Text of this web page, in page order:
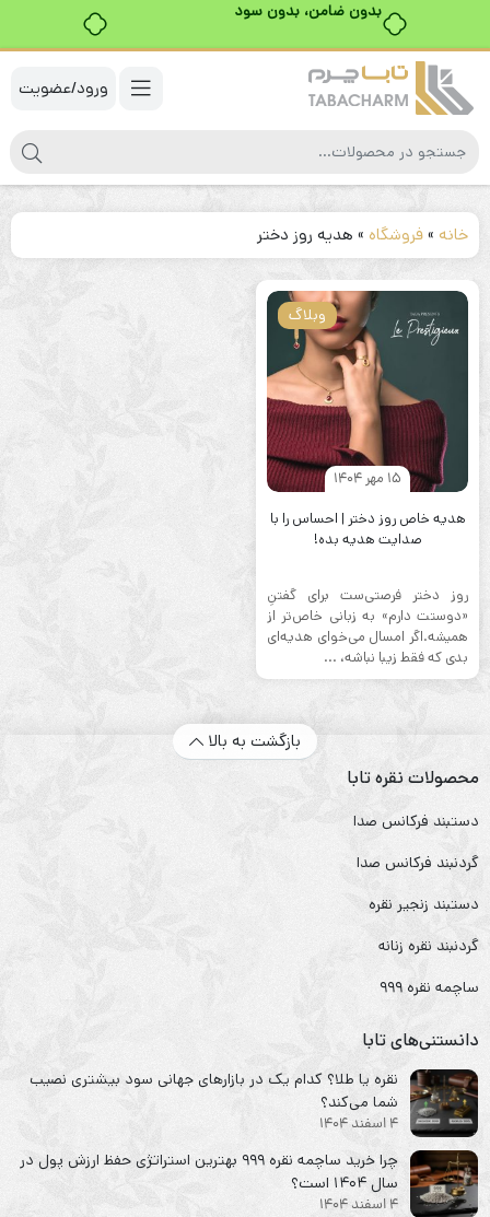
بدون ضامن، بدون سود
ورود/عضویت
خانه »فروشگاه » هدیه روز دختر
وبلاگ
15 مهر 1404
هدیه خاص روز دختر | احساس را با
صدایت هدیه بده!
روز دختر فرصتی‌ست برای گفتنِ
«دوستت دارم» به زبانی خاص‌تر از
همیشه.اگر امسال می‌خوای هدیه‌ای
بدی که فقط زیبا نباشه، ...
بازگشت به بالا
محصولات نقره تابا
دستبند فرکانس صدا
گردنبند فرکانس صدا
دستبند زنجیر نقره
گردنبند نقره زنانه
ساچمه نقره ۹۹۹
دانستنی‌های تابا
نقره یا طلا؟ کدام یک در بازارهای جهانی سود بیشتری نصیب
شما می‌کند؟
4 اسفند 1404
چرا خرید ساچمه نقره ۹۹۹ بهترین استراتژی حفظ ارزش پول در
سال ۱۴۰۴ است؟
4 اسفند 1404